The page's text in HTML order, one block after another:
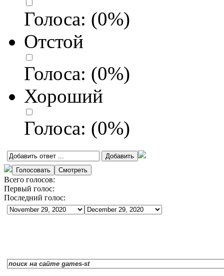
Голоса: (0%)
Отстой
Голоса: (0%)
Хороший
Голоса: (0%)
Всего голосов:
Первый голос:
Последний голос: